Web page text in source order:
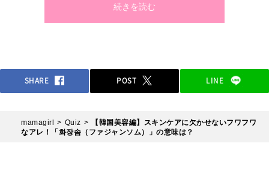
続きを読む
SHARE POST LINE
mamagirl Quiz
【韓国美容編】スキンケアに欠かせないフワフワ
なアレ！「화장솜（ファジャンソム）」の意味は？